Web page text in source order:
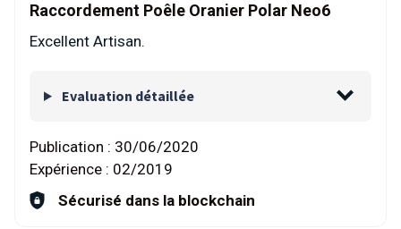
Raccordement Poêle Oranier Polar Neo6
Excellent Artisan.
Evaluation détaillée
Publication : 30/06/2020
Expérience : 02/2019
Sécurisé dans la blockchain